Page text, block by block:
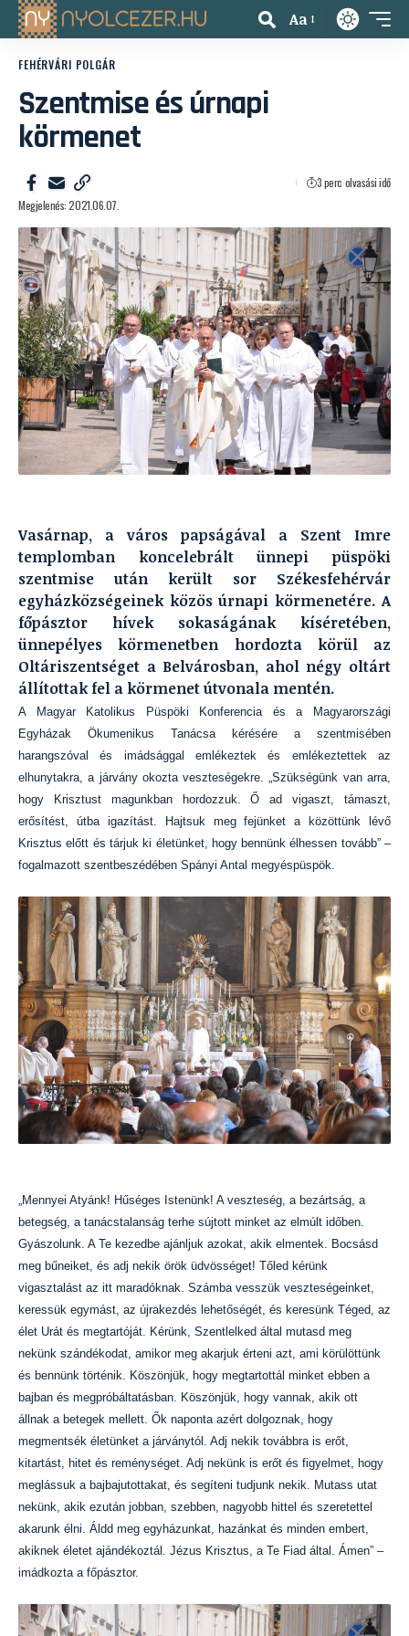
Aa
FEHÉRVÁRI POLGÁR
Szentmise és úrnapi
körmenet
Megjelenés: 2021.06.07.
3 perc olvasási idő
Vasárnap, a város papságával a Szent Imre
templomban koncelebrált ünnepi püspöki
szentmise után került sor Székesfehérvár
egyházközségeinek közös úrnapi körmenetére. A
főpásztor hívek sokaságának kíséretében,
ünnepélyes körmenetben hordozta körül az
Oltáriszentséget a Belvárosban, ahol négy oltárt
állítottak fel a körmenet útvonala mentén.
A Magyar Katolikus Püspöki Konferencia és a Magyarországi
Egyházak Ökumenikus Tanácsa kérésére a szentmisében
harangszóval és imádsággal emlékeztek és emlékeztettek az
elhunytakra, a járvány okozta veszteségekre. „Szükségünk van arra,
hogy Krisztust magunkban hordozzuk. Ő ad vigaszt, támaszt,
erősítést, útba igazítást. Hajtsuk meg fejünket a közöttünk lévő
Krisztus előtt és tárjuk ki életünket, hogy bennünk élhessen tovább” –
fogalmazott szentbeszédében Spányi Antal megyéspüspök.
„Mennyei Atyánk! Hűséges Istenünk! A veszteség, a bezártság, a
betegség, a tanácstalanság terhe sújtott minket az elmúlt időben.
Gyászolunk. A Te kezedbe ajánljuk azokat, akik elmentek. Bocsásd
meg bűneiket, és adj nekik örök üdvösséget! Tőled kérünk
vigasztalást az itt maradóknak. Számba vesszük veszteségeinket,
keressük egymást, az újrakezdés lehetőségét, és keresünk Téged, az
élet Urát és megtartóját. Kérünk, Szentlelked által mutasd meg
nekünk szándékodat, amikor meg akarjuk érteni azt, ami körülöttünk
és bennünk történik. Köszönjük, hogy megtartottál minket ebben a
bajban és megpróbáltatásban. Köszönjük, hogy vannak, akik ott
állnak a betegek mellett. Ők naponta azért dolgoznak, hogy
megmentsék életünket a járványtól. Adj nekik továbbra is erőt,
kitartást, hitet és reménységet. Adj nekünk is erőt és figyelmet, hogy
meglássuk a bajbajutottakat, és segíteni tudjunk nekik. Mutass utat
nekünk, akik ezután jobban, szebben, nagyobb hittel és szeretettel
akarunk élni. Áldd meg egyházunkat, hazánkat és minden embert,
akiknek életet ajándékoztál. Jézus Krisztus, a Te Fiad által. Ámen” –
imádkozta a főpásztor.